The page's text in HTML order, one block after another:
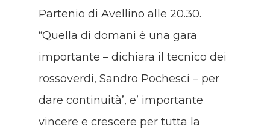
Partenio di Avellino alle 20.30.
“Quella di domani è una gara
importante – dichiara il tecnico dei
rossoverdi, Sandro Pochesci – per
dare continuità’, e’ importante
vincere e crescere per tutta la